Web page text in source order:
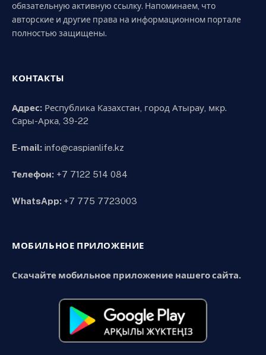
обязательную активную ссылку. Напоминаем, что
авторские и другие права на информационном портале
полностью защищены.
КОНТАКТЫ
Адрес: Республика Казахстан, город Атырау, мкр.
Сары-Арка, 39-22
E-mail: info@caspianlife.kz
Телефон: +7 7122 514 084
WhatsApp: +7 775 7723003
МОБИЛЬНОЕ ПРИЛОЖЕНИЕ
Скачайте мобильное приложение нашего сайта.